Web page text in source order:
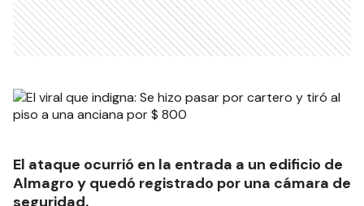
El ataque ocurrió en la entrada a un edificio de
Almagro y quedó registrado por una cámara de
seguridad.